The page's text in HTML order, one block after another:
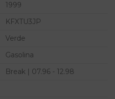
1999
KFXTU3JP
Verde
Gasolina
Break | 07.96 - 12.98